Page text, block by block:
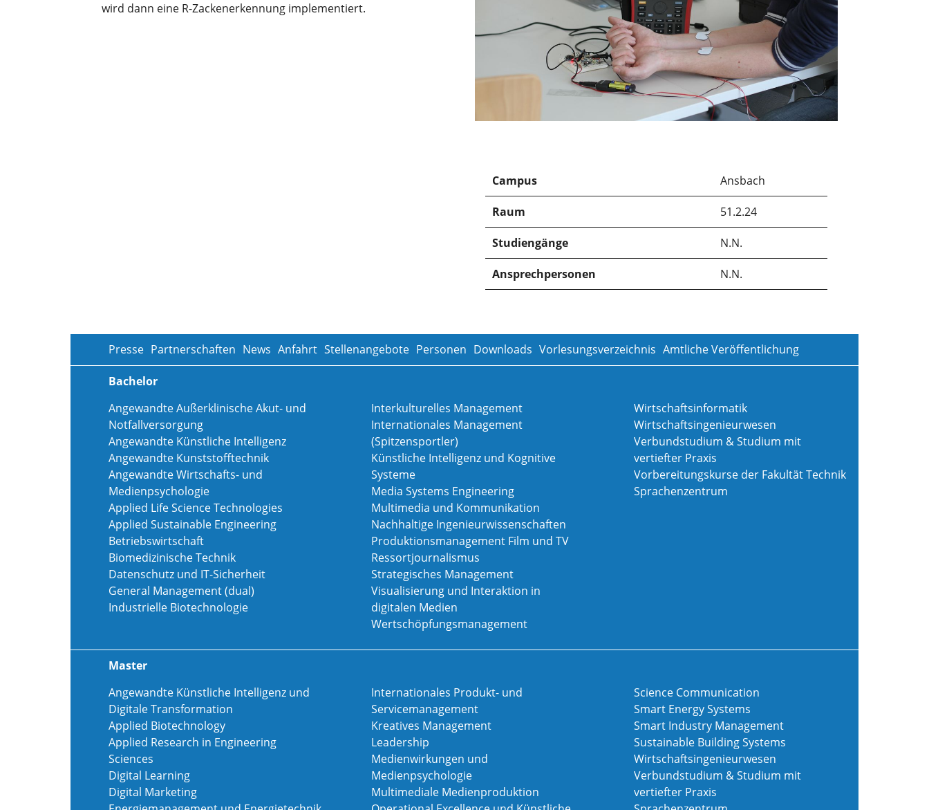
wird dann eine R-Zackenerkennung implementiert.
Campus Ansbach
Raum 51.2.24
Studiengänge N.N.
Ansprechpersonen N.N.
Presse Partnerschaften News Anfahrt Stellenangebote Personen Downloads Vorlesungsverzeichnis Amtliche Veröffentlichung
Bachelor
Angewandte Außerklinische Akut- und
Notfallversorgung
Angewandte Künstliche Intelligenz
Angewandte Kunststofftechnik
Angewandte Wirtschafts- und
Medienpsychologie
Applied Life Science Technologies
Applied Sustainable Engineering
Betriebswirtschaft
Biomedizinische Technik
Datenschutz und IT-Sicherheit
General Management (dual)
Industrielle Biotechnologie
Interkulturelles Management
Internationales Management
(Spitzensportler)
Künstliche Intelligenz und Kognitive
Systeme
Media Systems Engineering
Multimedia und Kommunikation
Nachhaltige Ingenieurwissenschaften
Produktionsmanagement Film und TV
Ressortjournalismus
Strategisches Management
Visualisierung und Interaktion in
digitalen Medien
Wertschöpfungsmanagement
Wirtschaftsinformatik
Wirtschaftsingenieurwesen
Verbundstudium & Studium mit
vertiefter Praxis
Vorbereitungskurse der Fakultät Technik
Sprachenzentrum
Master
Angewandte Künstliche Intelligenz und
Digitale Transformation
Applied Biotechnology
Applied Research in Engineering
Sciences
Digital Learning
Digital Marketing
Internationales Produkt- und
Servicemanagement
Kreatives Management
Leadership
Medienwirkungen und
Medienpsychologie
Multimediale Medienproduktion
Science Communication
Smart Energy Systems
Smart Industry Management
Sustainable Building Systems
Wirtschaftsingenieurwesen
Verbundstudium & Studium mit
vertiefter Praxis